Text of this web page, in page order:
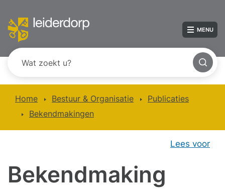
MENU
Home Bestuur & Organisatie
Publicaties
Bekendmakingen
Lees voor
Bekendmaking